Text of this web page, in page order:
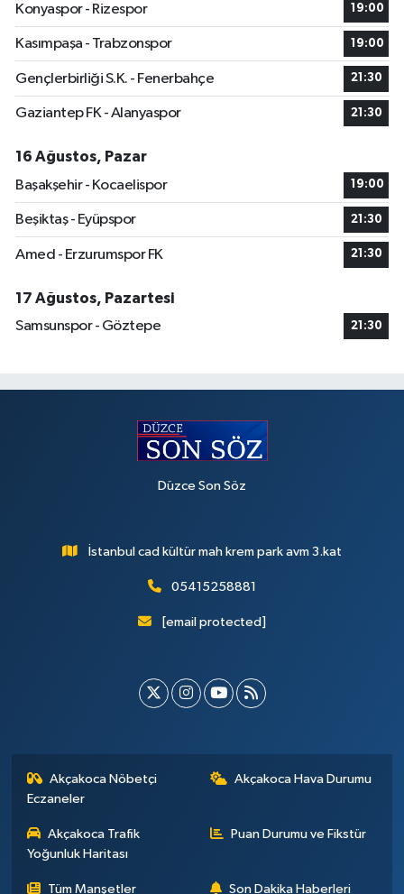
Konyaspor - Rizespor
19:00
Kasımpaşa - Trabzonspor 19:00
Gençlerbirliği S.K. - Fenerbahçe 21:30
Gaziantep FK - Alanyaspor 21:30
16 Ağustos, Pazar
Başakşehir - Kocaelispor
19:00
Beşiktaş - Eyüpspor 21:30
Amed - Erzurumspor FK 21:30
17 Ağustos, Pazartesi
Samsunspor - Göztepe
21:30
Düzce Son Söz
İstanbul cad kültür mah krem park avm 3.kat
05415258881
[email protected]
Akçakoca Nöbetçi
Eczaneler
Akçakoca Hava Durumu
Akçakoca Trafik
Yoğunluk Haritası
Puan Durumu ve Fikstür
Tüm Manşetler Son Dakika Haberleri